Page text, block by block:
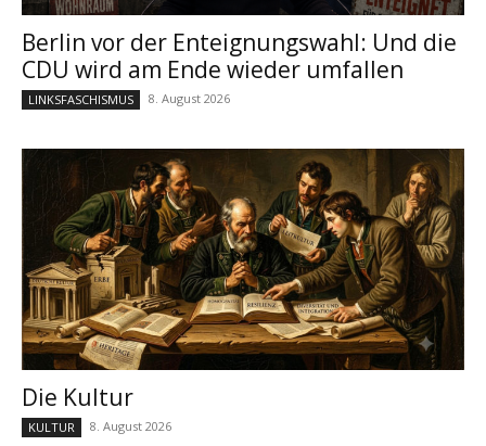
Berlin vor der Enteignungswahl: Und die
CDU wird am Ende wieder umfallen
LINKSFASCHISMUS 8. August 2026
Die Kultur
KULTUR 8. August 2026